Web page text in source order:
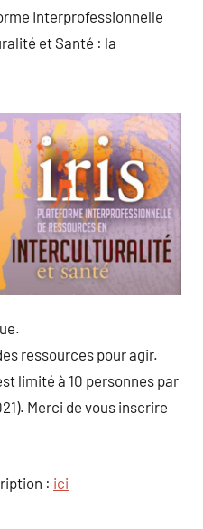
Interprofessionnelle
et Santé : la
ressources pour agir.
limité à 10 personnes par
Merci de vous inscrire
: ici